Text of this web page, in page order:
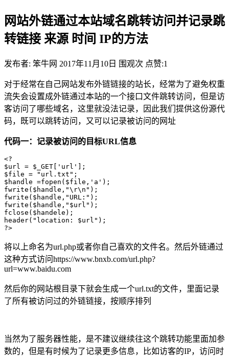
网站外链通过本站域名跳转访问并记录跳
转链接 来源 时间 IP的方法
发布者: 笨牛网 2017年11月10日 围观次 点赞:1
对于经常在自己网站发布外链链接的站长，经常为了避免权重
流失会设置成外链通过本站的一个接口文件跳转访问，但是访
客访问了哪些域名，这里就没法记录，因此我们提供这份源代
码，既可以跳转访问，又可以记录被访问的网址
代码一：记录被访问的目标URL信息
<?
$url = $_GET['url'];
$file = "url.txt";
$handle =fopen($file,'a');
fwrite($handle,"\r\n");
fwrite($handle,"URL:");
fwrite($handle,"$url");
fclose($handele);
header("location: $url");
?>
将以上命名为url.php或者你自己喜欢的文件名。然后外链通过
这种方式访问https://www.bnxb.com/url.php?
url=www.baidu.com
然后你的网站根目录下就会生成一个url.txt的文件，里面记录
了所有被访问过的外链链接，按顺序排列
当然为了服务器性能，是不建议继续往这个跳转功能里面加参
数的，但是有时候为了记录更多信息，比如访客的IP，访问时